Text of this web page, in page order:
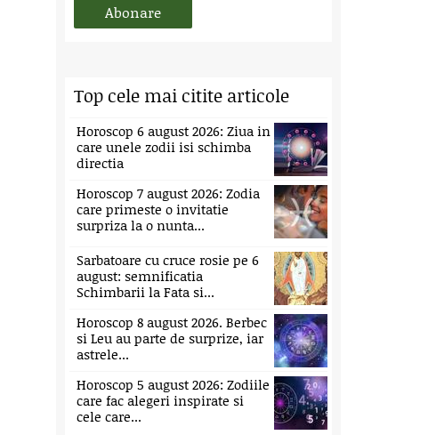
Top cele mai citite articole
Horoscop 6 august 2026: Ziua in
care unele zodii isi schimba
directia
Horoscop 7 august 2026: Zodia
care primeste o invitatie
surpriza la o nunta...
Sarbatoare cu cruce rosie pe 6
august: semnificatia
Schimbarii la Fata si...
Horoscop 8 august 2026. Berbec
si Leu au parte de surprize, iar
astrele...
Horoscop 5 august 2026: Zodiile
care fac alegeri inspirate si
cele care...